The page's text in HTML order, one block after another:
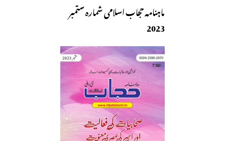
ماہنامہ حجاب اسلامی شمارہ ستمبر
2023